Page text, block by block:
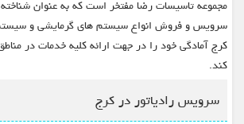
مجموعه تاسیسات رضا مفتخر است که به عنوان
سرویس و فروش انواع سیستم های گرمایشی و
کرج آمادگی خود را در جهت ارائه کلیه خدمات در
کند.
سرویس رادیاتور در کرج